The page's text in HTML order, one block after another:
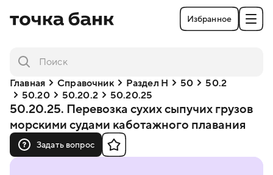
Избранное
Главная Справочник Раздел H 50
50.2
50.20
50.20.2 50.20.25
50.20.25. Перевозка сухих сыпучих грузов
морскими судами каботажного плавания
Задать вопрос